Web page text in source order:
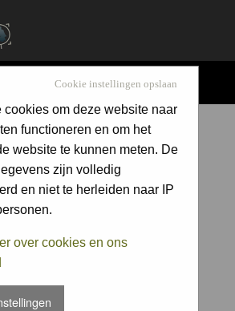
Cookie instellingen opslaan
cookies om deze website naar
functioneren en om het
website te kunnen meten. De
zijn volledig
en niet te herleiden naar IP
over cookies en ons
username and
in.